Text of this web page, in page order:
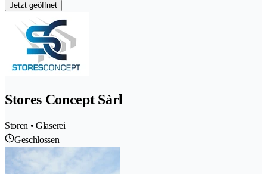
Jetzt geöffnet
Stores Concept Sàrl
Storen • Glaserei
Geschlossen